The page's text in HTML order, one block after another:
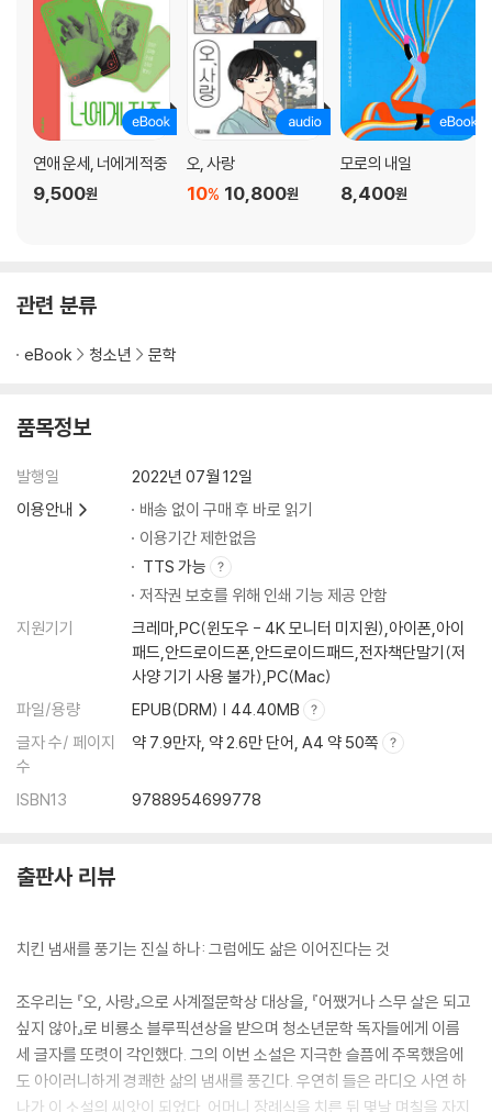
연애 운세, 너에게 적중
9,500원
오, 사랑
10,800원
10%
모로의 내일
8,400원
관련 분류
eBook 청소년 문학
품목정보
발행일
2022년 07월 12일
이용안내
배송 없이 구매 후 바로 읽기
이용기간 제한없음
TTS 가능
저작권 보호를 위해 인쇄 기능 제공 안함
지원기기
크레마,PC(윈도우 - 4K 모니터 미지원),아이폰,아이
패드,안드로이드폰,안드로이드패드,전자책단말기(저
사양 기기 사용 불가),PC(Mac)
파일/용량
EPUB(DRM) | 44.40MB
글자 수/ 페이지
수
약 7.9만자, 약 2.6만 단어, A4 약 50쪽
ISBN13 9788954699778
출판사 리뷰
치킨 냄새를 풍기는 진실 하나: 그럼에도 삶은 이어진다는 것
조우리는 『오, 사랑』으로 사계절문학상 대상을, 『어쨌거나 스무 살은 되고
싶지 않아』로 비룡소 블루픽션상을 받으며 청소년문학 독자들에게 이름
세 글자를 또렷이 각인했다. 그의 이번 소설은 지극한 슬픔에 주목했음에
도 아이러니하게 경쾌한 삶의 냄새를 풍긴다. 우연히 들은 라디오 사연 하
나가 이 소설의 씨앗이 되었다. 어머니 장례식을 치른 뒤 몇날 며칠을 자지